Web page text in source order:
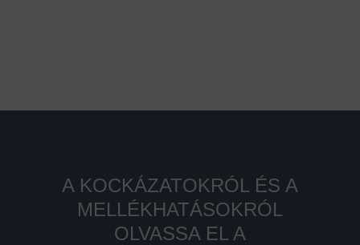
A KOCKÁZATOKRÓL ÉS A
MELLÉKHATÁSOKRÓL
OLVASSA EL A